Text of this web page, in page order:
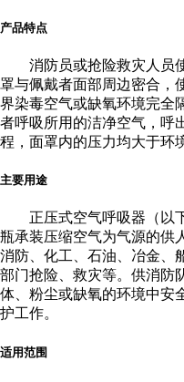
产品特点
消防员或抢险救灾人员使
罩与佩戴者面部周边密合，
界染毒空气或缺氧环境完全
者呼吸所用的洁净空气，呼
程，面罩内的压力均大于环
主要用途
正压式空气呼吸器（以下
瓶承装压缩空气为气源的供
消防、化工、石油、冶金、
部门抢险、救灾等。供消防
体、粉尘或缺氧的环境中安
护工作。
适用范围